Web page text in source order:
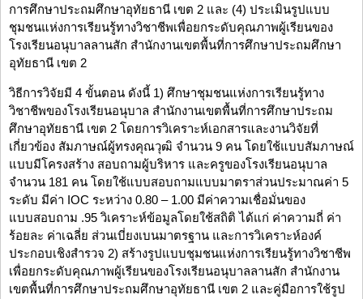
การศึกษาประถมศึกษาอุทัยธานี เขต 2 และ (4) ประเมินรูปแบบ
ชุมชนแห่งการเรียนรู้ทางวิชาชีพเพื่อยกระดับคุณภาพผู้เรียนของ
โรงเรียนอนุบาลลานสัก สำนักงานเขตพื้นที่การศึกษาประถมศึกษา
อุทัยธานี เขต 2
วิธีการวิจัยมี 4 ขั้นตอน ดังนี้ 1) ศึกษาชุมชนแห่งการเรียนรู้ทาง
วิชาชีพของโรงเรียนอนุบาล สำนักงานเขตพื้นที่การศึกษาประถม
ศึกษาอุทัยธานี เขต 2 โดยการวิเคราะห์เอกสารและงานวิจัยที่
เกี่ยวข้อง สัมภาษณ์ผู้ทรงคุณวุฒิ จำนวน 9 คน โดยใช้แบบสัมภาษณ์
แบบมีโครงสร้าง สอบถามผู้บริหาร และครูของโรงเรียนอนุบาล
จำนวน 181 คน โดยใช้แบบสอบถามแบบมาตราส่วนประมาณค่า 5
ระดับ มีค่า IOC ระหว่าง 0.80 – 1.00 มีค่าความเชื่อมั่นของ
แบบสอบถาม .95 วิเคราะห์ข้อมูลโดยใช้สถิติ ได้แก่ ค่าความถี่ ค่า
ร้อยละ ค่าเฉลี่ย ส่วนเบี่ยงเบนมาตรฐาน และการวิเคราะห์องค์
ประกอบเชิงสำรวจ 2) สร้างรูปแบบชุมชนแห่งการเรียนรู้ทางวิชาชีพ
เพื่อยกระดับคุณภาพผู้เรียนของโรงเรียนอนุบาลลานสัก สำนักงาน
เขตพื้นที่การศึกษาประถมศึกษาอุทัยธานี เขต 2 และคู่มือการใช้รูป